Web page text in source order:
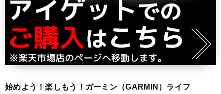
始めよう！楽しもう！ガーミン（GARMIN）ライフ